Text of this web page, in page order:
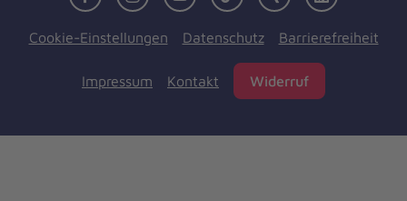
Cookie-Einstellungen Datenschutz Barrierefreiheit
Impressum Kontakt Widerruf